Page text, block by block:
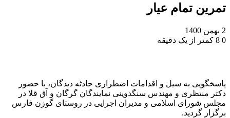
تمرین تمام عیار
2 بهمن 1400
0
کمتر از یک دقیقه
پاسخگویی به سیل و اقدامات اضطراری حادثه دیدگان، با حضور
دکتر منتظری و مهندس سنگدوینی نمایندگان گرگان و آق قلا در
مجلس شورای اسلامی و مدیران اجرایی در روستای گوزن فارس
برگزار گردید.